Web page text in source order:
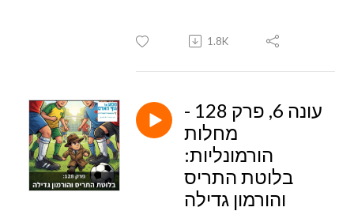
1.8K
עונה 6, פרק 128 -
מחלות
הורמונליות:
בלוטת התריס
והורמון גדילה